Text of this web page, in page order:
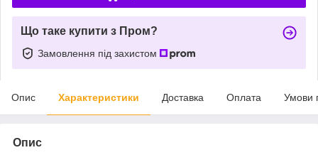
Що таке купити з Пром?
Замовлення під захистом
Опис Характеристики Доставка Оплата Умови
Опис